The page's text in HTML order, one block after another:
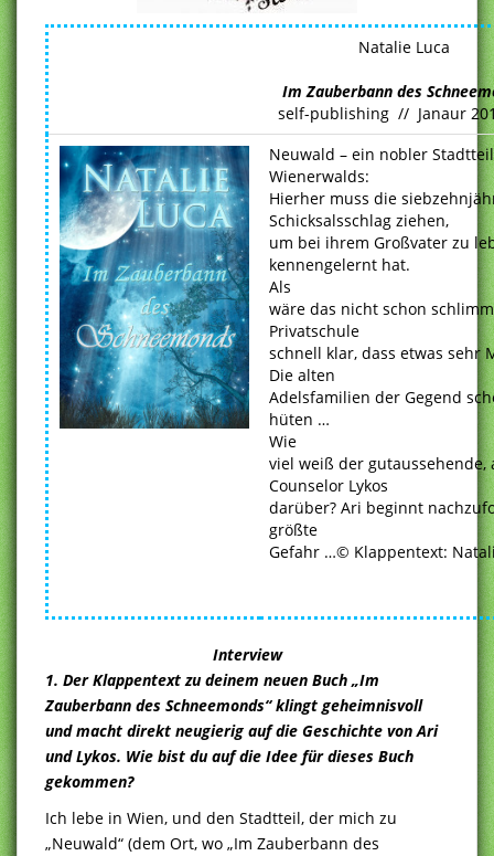
Natalie Luca
Im Zauberbann des
self-publishing // Janaur
Neuwald – ein nobler
Wienerwalds:
Hierher muss die
Schicksalsschlag ziehen,
um bei ihrem Großvater zu
kennengelernt hat.
Als
wäre das nicht schon
Privatschule
schnell klar, dass etwas sehr
Die alten
Adelsfamilien der Gegend
hüten …
Wie
viel weiß der gutaussehende,
Counselor Lykos
darüber? Ari beginnt
größte
Gefahr …© Klappentext:
Interview
1. Der Klappentext zu deinem neuen Buch „Im
Zauberbann des Schneemonds“ klingt geheimnisvoll
und macht direkt neugierig auf die Geschichte von Ari
und Lykos. Wie bist du auf die Idee für dieses Buch
gekommen?
Ich lebe in Wien, und den Stadtteil, der mich zu
„Neuwald“ (dem Ort, wo „Im Zauberbann des